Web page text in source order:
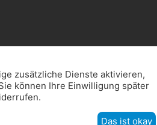
zusätzliche Dienste aktivieren,
können Ihre Einwilligung später
Das ist okay